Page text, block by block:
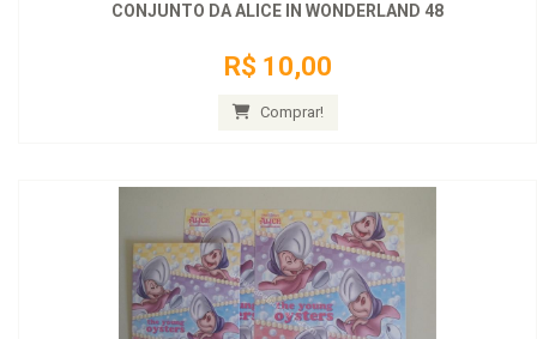
CONJUNTO DA ALICE IN WONDERLAND 48
R$ 10,00
Comprar!